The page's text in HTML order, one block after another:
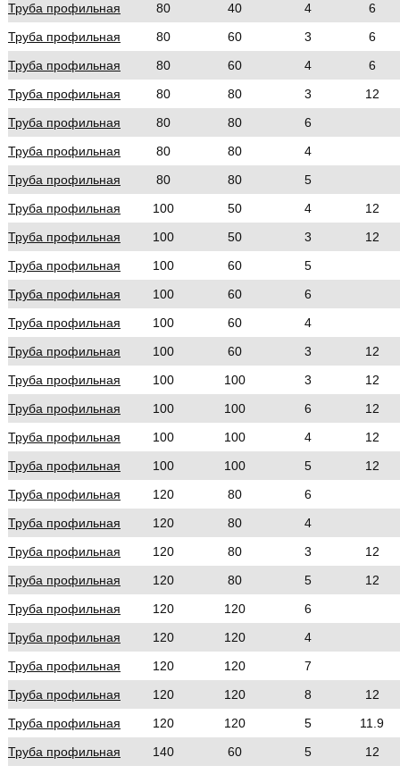
Труба профильная
80 40 4
6
Труба профильная
80 60 3
6
Труба профильная
80 60 4
6
Труба профильная
80 80 3
12
Труба профильная
80 80
6
Труба профильная
80 80
4
Труба профильная
80 80
5
Труба профильная
100 50 4
12
Труба профильная
100 50 3
12
Труба профильная
100 60
5
Труба профильная
100 60
6
Труба профильная
100 60
4
Труба профильная
100 60 3
12
Труба профильная
100 100 3
12
Труба профильная
100 100 6
12
Труба профильная
100 100 4
12
Труба профильная
100 100 5
12
Труба профильная
120 80
6
Труба профильная
120 80
4
Труба профильная
120 80 3
12
Труба профильная
120 80 5
12
Труба профильная
120 120
6
Труба профильная
120 120
4
Труба профильная
120 120
7
Труба профильная
120 120 8
12
Труба профильная
120 120 5
11.9
Труба профильная
140 60 5
12